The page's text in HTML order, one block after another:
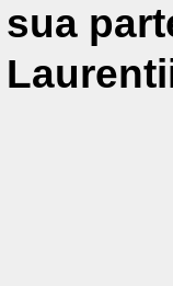
sua